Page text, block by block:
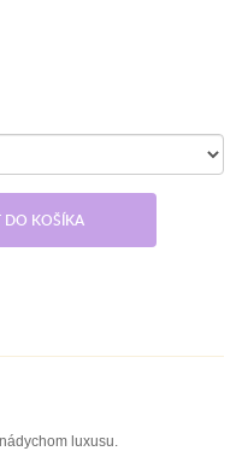
DO KOŠÍKA
luxusu.